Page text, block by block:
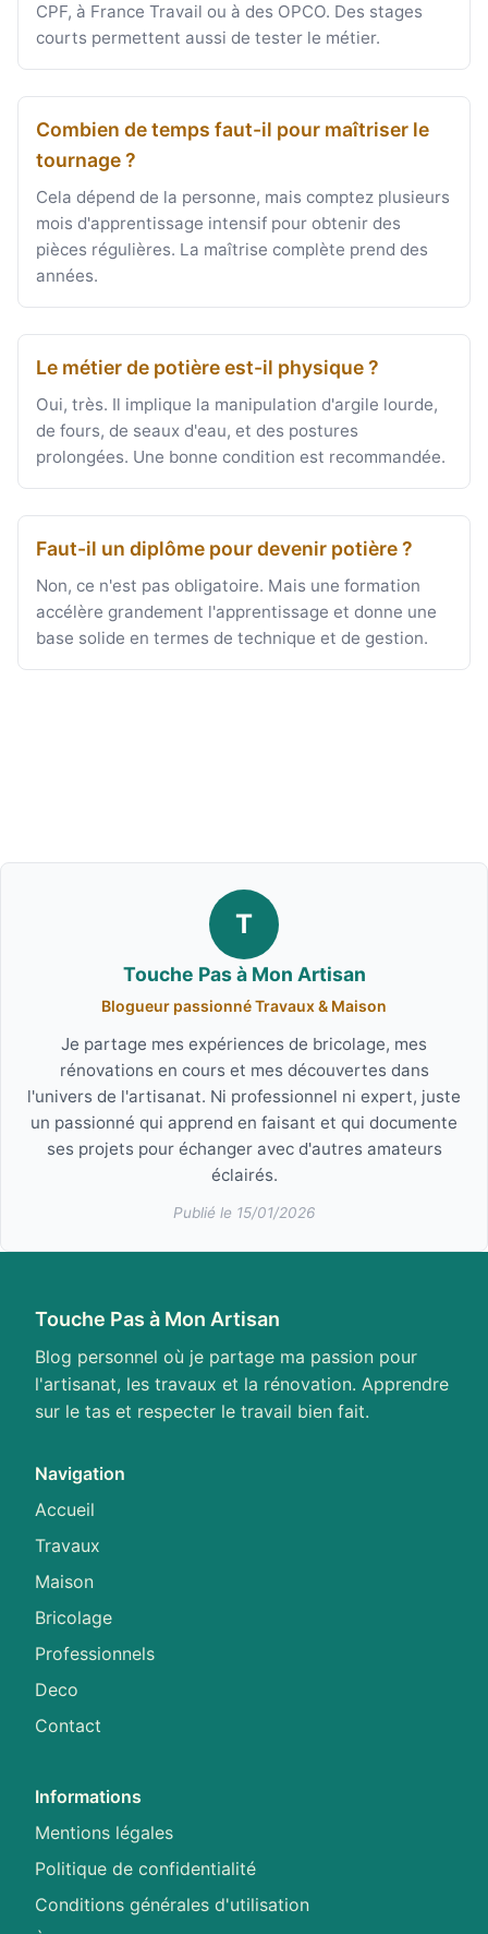
CPF, à France Travail ou à des OPCO. Des stages
courts permettent aussi de tester le métier.
Combien de temps faut-il pour maîtriser le
tournage ?
Cela dépend de la personne, mais comptez plusieurs
mois d'apprentissage intensif pour obtenir des
pièces régulières. La maîtrise complète prend des
années.
Le métier de potière est-il physique ?
Oui, très. Il implique la manipulation d'argile lourde,
de fours, de seaux d'eau, et des postures
prolongées. Une bonne condition est recommandée.
Faut-il un diplôme pour devenir potière ?
Non, ce n'est pas obligatoire. Mais une formation
accélère grandement l'apprentissage et donne une
base solide en termes de technique et de gestion.
T
Touche Pas à Mon Artisan
Blogueur passionné Travaux & Maison
Je partage mes expériences de bricolage, mes
rénovations en cours et mes découvertes dans
l'univers de l'artisanat. Ni professionnel ni expert, juste
un passionné qui apprend en faisant et qui documente
ses projets pour échanger avec d'autres amateurs
éclairés.
Publié le 15/01/2026
Touche Pas à Mon Artisan
Blog personnel où je partage ma passion pour
l'artisanat, les travaux et la rénovation. Apprendre
sur le tas et respecter le travail bien fait.
Navigation
Accueil
Travaux
Maison
Bricolage
Professionnels
Deco
Contact
Informations
Mentions légales
Politique de confidentialité
Conditions générales d'utilisation